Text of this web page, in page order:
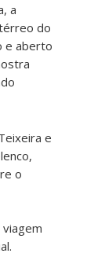
a
do
e aberto
e
o
viagem